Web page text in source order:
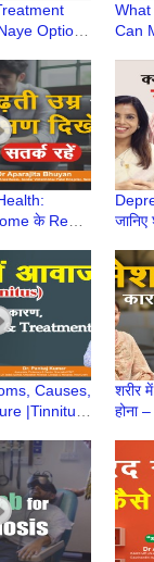
Options
therapy
Can
के Red
Care
Care
Causes,
|Tinnitus
शरीर
होना